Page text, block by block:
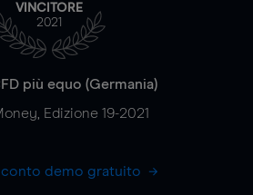
VINCITORE
2021
più equo (Germania)
Edizione 19-2021
conto demo gratuito